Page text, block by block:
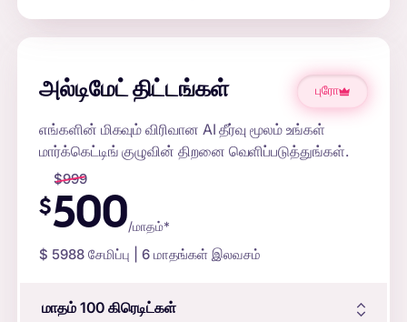
அல்டிமேட் திட்டங்கள் புரோ
எங்களின் மிகவும் விரிவான AI தீர்வு மூலம் உங்கள்
மார்க்கெட்டிங் குழுவின் திறனை வெளிப்படுத்துங்கள்.
$999
$500/மாதம்*
$ 5988 சேமிப்பு | 6 மாதங்கள் இலவசம்
மாதம் 100 கிரெடிட்கள்